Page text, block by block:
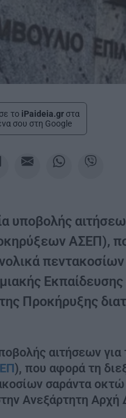
το iPaideia.gr στα
σου στη Google
υποβολής
ΑΣΕΠ),
Προκήρυξης
αιτήσεων
), που αφορά τη
σαράντα
Ανεξάρτητη